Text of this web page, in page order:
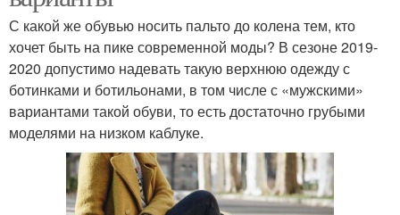
С какой же обувью носить пальто до колена тем, кто
хочет быть на пике современной моды? В сезоне 2019-
2020 допустимо надевать такую верхнюю одежду с
ботинками и ботильонами, в том числе с «мужскими»
вариантами такой обуви, то есть достаточно грубыми
моделями на низком каблуке.